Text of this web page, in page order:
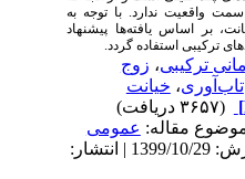
واقعیت ندارد. با توجه به
بر اساس یافته‌ها پیشنهاد
ترکیبی استفاده گردد.
ترکیبی،زوج
،خیانت
مقاله:عمومى
دریافت: 1399/8/14 | پذیرش: 1399/10/29 | انتشار: